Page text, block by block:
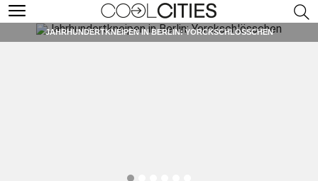
JAHRHUNDERTKNEIPEN IN BERLIN: YORCKSCHLÖSSCHEN